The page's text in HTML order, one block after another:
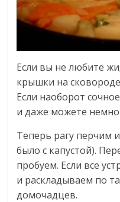
Если вы не любите
крышки на
Если наоборот
и даже можете
Теперь рагу перчим
было с капустой).
пробуем. Если все
и раскладываем по
домочадцев.